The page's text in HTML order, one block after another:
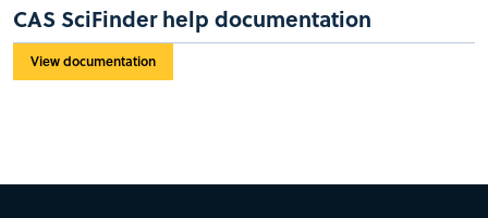
CAS SciFinder help documentation
View documentation